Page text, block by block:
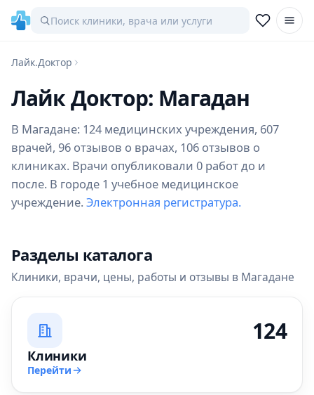
Лайк.Доктор
Лайк Доктор: Магадан
В Магадане: 124 медицинских учреждения, 607
врачей, 96 отзывов о врачах, 106 отзывов о
клиниках. Врачи опубликовали 0 работ до и
после. В городе 1 учебное медицинское
учреждение. Электронная регистратура.
Разделы каталога
Клиники, врачи, цены, работы и отзывы в Магадане
124
Клиники
Перейти